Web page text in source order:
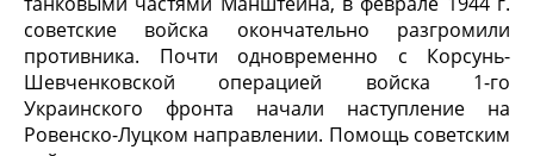
советские войска окончательно разгромили
противника. Почти одновременно с Корсунь-
Шевченковской операцией войска 1-го
Украинского фронта начали наступление на
Ровенско-Луцком направлении. Помощь советским